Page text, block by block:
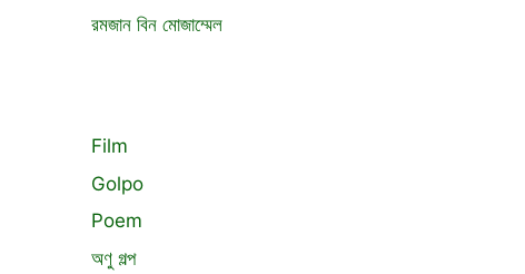
রমজান বিন মোজাম্মেল
Film
Golpo
Poem
অণু গল্প